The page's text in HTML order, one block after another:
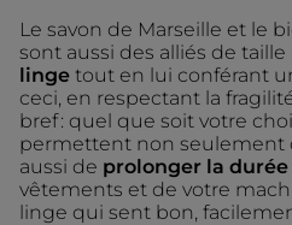
Le savon de Marseille et le
sont aussi des alliés de
linge tout en lui conférant
ceci, en respectant la
bref : quel que soit votre
permettent non seulement
aussi de prolonger la durée
vêtements et de votre
linge qui sent bon,